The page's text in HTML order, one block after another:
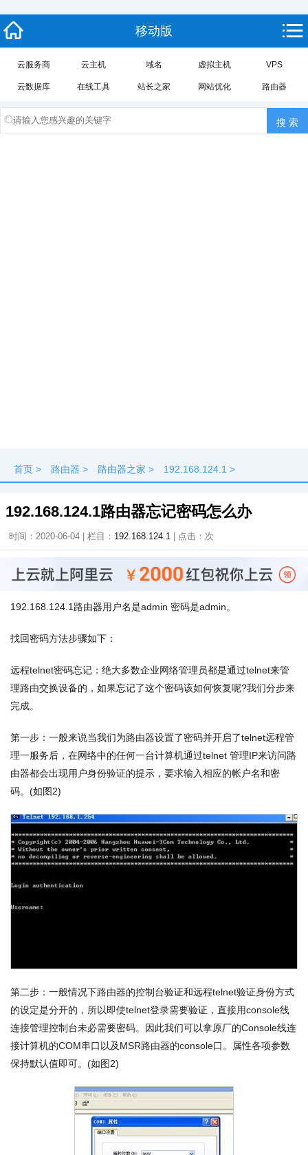
移动版
云服务商 云主机 域名 虚拟主机 VPS
云数据库 在线工具 站长之家 网站优化 路由器
首页 > 路由器 > 路由器之家 > 192.168.124.1 >
192.168.124.1路由器忘记密码怎么办
时间：2020-06-04 | 栏目： 192.168.124.1 | 点击： 次
192.168.124.1路由器用户名是admin 密码是admin。
找回密码方法步骤如下：
远程telnet密码忘记：绝大多数企业网络管理员都是通过telnet来管
理路由交换设备的，如果忘记了这个密码该如何恢复呢?我们分步来
完成。
第一步：一般来说当我们为路由器设置了密码并开启了telnet远程管
理一服务后，在网络中的任何一台计算机通过telnet 管理IP来访问路
由器都会出现用户身份验证的提示，要求输入相应的帐户名和密
码。(如图2)
第二步：一般情况下路由器的控制台验证和远程telnet验证身份方式
的设定是分开的，所以即使telnet登录需要验证，直接用console线
连接管理控制台未必需要密码。因此我们可以拿原厂的Console线连
接计算机的COM串口以及MSR路由器的console口。属性各项参数
保持默认值即可。(如图2)